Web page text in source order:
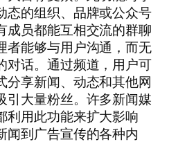
态的组织、品牌或公众号
成员都能互相交流的群聊
者能够与用户沟通，而无
对话。通过频道，用户可
分享新闻、动态和其他网
引大量粉丝。许多新闻媒
利用此功能来扩大影响
闻到广告宣传的各种内